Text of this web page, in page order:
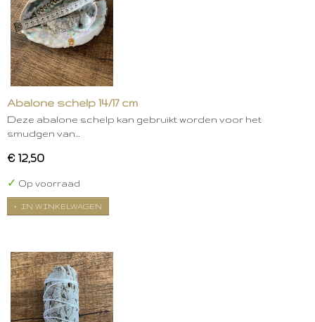
Abalone schelp 14/17 cm
Deze abalone schelp kan gebruikt worden voor het
smudgen van…
€ 12,50
✓ Op voorraad
IN WINKELWAGEN